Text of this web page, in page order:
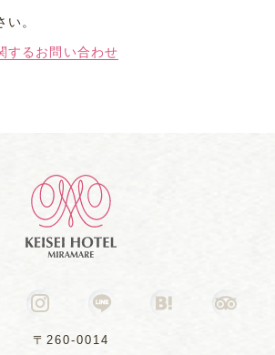
い。
するお問い合わせ
〒260-0014